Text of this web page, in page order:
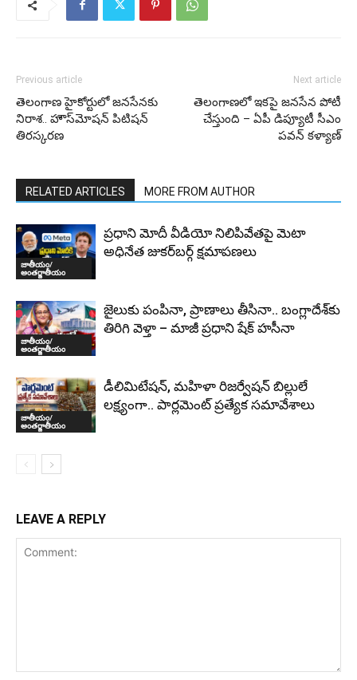
Previous article
తెలంగాణ హైకోర్టులో జనసేనకు
నిరాశ.. హౌస్‌మోషన్ పిటిషన్‌
తిరస్కరణ
Next article
తెలంగాణలో ఇకపై జనసేన పోటీ
చేస్తుంది – ఏపీ డిప్యూటీ సీఎం
పవన్ కళ్యాణ్
RELATED ARTICLES MORE FROM AUTHOR
జాతీయం/
అంతర్జాతీయం
ప్రధాని మోదీ వీడియో నిలిపివేతపై మెటా
అధినేత జుకర్‌బర్గ్‌ క్షమాపణలు
జాతీయం/
అంతర్జాతీయం
జైలుకు పంపినా, ప్రాణాలు తీసినా.. బంగ్లాదేశ్‌కు
తిరిగి వెళ్తా – మాజీ ప్రధాని షేక్ హసీనా
జాతీయం/
అంతర్జాతీయం
డీలిమిటేషన్, మహిళా రిజర్వేషన్ బిల్లులే
లక్ష్యంగా.. పార్లమెంట్ ప్రత్యేక సమావేశాలు
LEAVE A REPLY